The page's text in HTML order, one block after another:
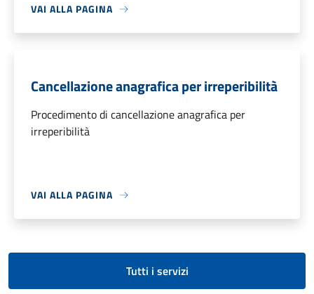
VAI ALLA PAGINA
Cancellazione anagrafica per irreperibilità
Procedimento di cancellazione anagrafica per
irreperibilità
VAI ALLA PAGINA
Tutti i servizi